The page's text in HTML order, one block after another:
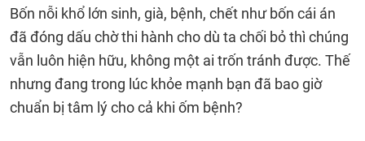
Bốn nỗi khổ lớn sinh, già, bệnh, chết như bốn cái án
đã đóng dấu chờ thi hành cho dù ta chối bỏ thì chúng
vẫn luôn hiện hữu, không một ai trốn tránh được. Thế
nhưng đang trong lúc khỏe mạnh bạn đã bao giờ
chuẩn bị tâm lý cho cả khi ốm bệnh?